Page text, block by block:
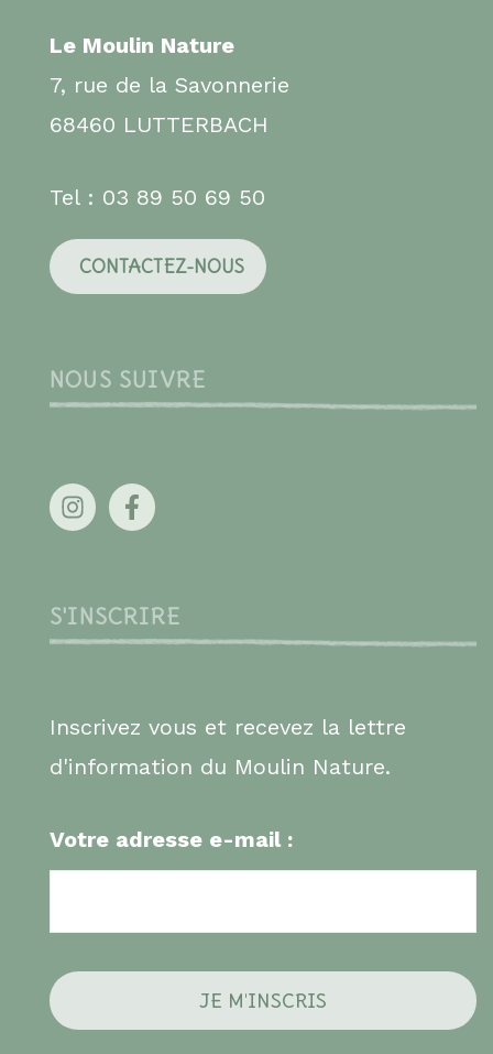
Le Moulin Nature
7, rue de la Savonnerie
68460 LUTTERBACH
Tel : 03 89 50 69 50
CONTACTEZ-NOUS
NOUS SUIVRE
S'INSCRIRE
Inscrivez vous et recevez la lettre
d'information du Moulin Nature.
Votre adresse e-mail :